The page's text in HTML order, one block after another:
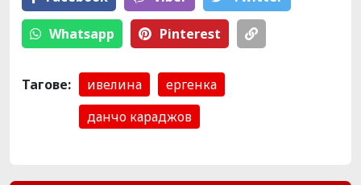
Whatsapp Pinterest
Тагове: ивелина
ергенка
данчо караджов